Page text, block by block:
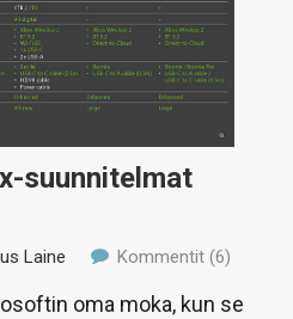
suunnitelmat
Laine Kommentit (6)
oma moka, kun se